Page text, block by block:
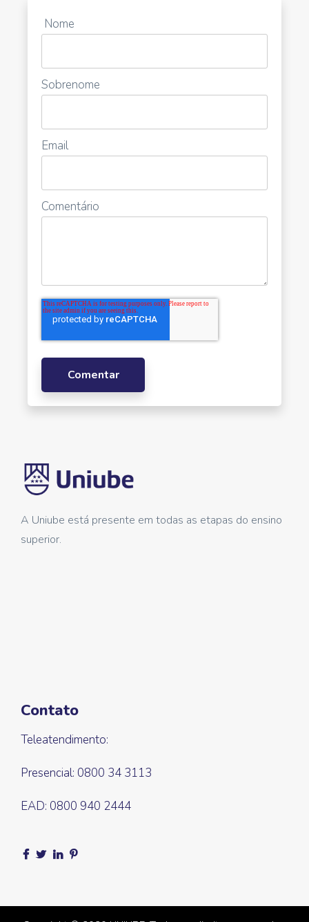
Nome
Sobrenome
Email
Comentário
A Uniube está presente em todas as etapas do ensino
superior.
Contato
Teleatendimento:
Presencial: 0800 34 3113
EAD: 0800 940 2444